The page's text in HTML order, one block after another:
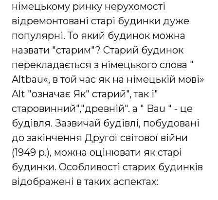
німецькому ринку нерухомості
відремонтовані старі будинки дуже
популярні. То який будинок можна
назвати "старим"? Старий будинок
перекладається з німецького слова "
Altbau«, в той час як на німецькій мові»
Alt "означає Як" старий", так і"
старовинний","древній". а " Bau " - це
будівля. Зазвичай будівлі, побудовані
до закінчення Другої світової війни
(1949 р.), можна оцінювати як старі
будинки. Особливості старих будинків
відображені в таких аспектах: